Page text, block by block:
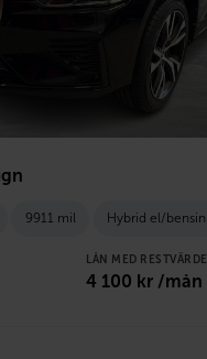
9911 mil Hybrid el/bensin
LÅN MED RESTVÄRDE
4 100 kr /mån